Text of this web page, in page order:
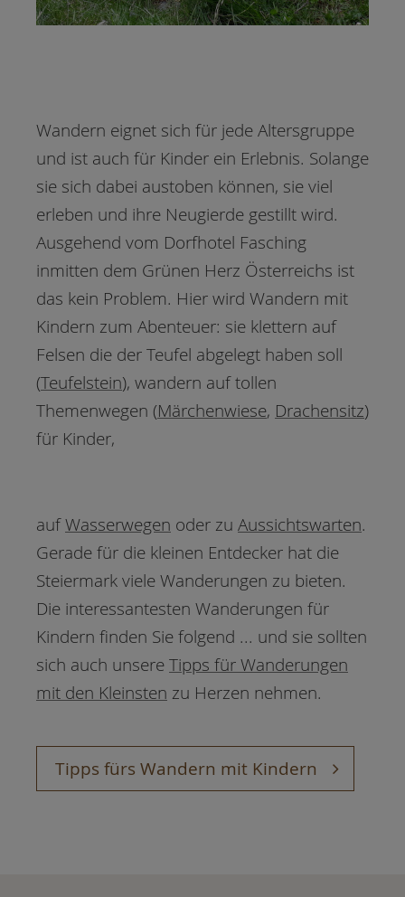
Wandern eignet sich für jede Altersgruppe
und ist auch für Kinder ein Erlebnis. Solange
sie sich dabei austoben können, sie viel
erleben und ihre Neugierde gestillt wird.
Ausgehend vom Dorfhotel Fasching
inmitten dem Grünen Herz Österreichs ist
das kein Problem. Hier wird Wandern mit
Kindern zum Abenteuer: sie klettern auf
Felsen die der Teufel abgelegt haben soll
(Teufelstein), wandern auf tollen
Themenwegen (Märchenwiese, Drachensitz)
für Kinder,
aufWasserwegen oder zu Aussichtswarten.
Gerade für die kleinen Entdecker hat die
Steiermark viele Wanderungen zu bieten.
Die interessantesten Wanderungen für
Kindern finden Sie folgend ... und sie sollten
sich auch unsereTipps für Wanderungen
mit den Kleinsten zu Herzen nehmen.
Tipps fürs Wandern mit Kindern